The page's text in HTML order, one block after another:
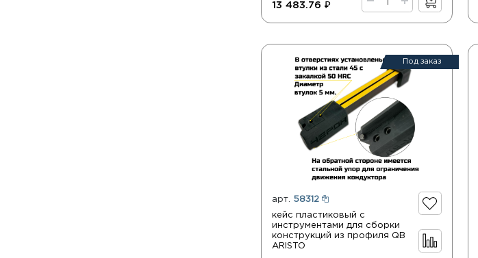
13 483.76 ₽
Под заказ
арт. 58312
кейс пластиковый с
инструментами для сборки
конструкций из профиля QB
ARISTO